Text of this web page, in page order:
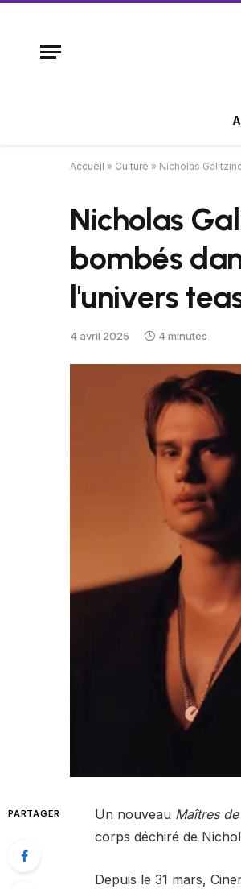
Accueil » Culture » Nicholas
Nicholas
bombés
l'univers
4 avril 2025 4 minutes
PARTAGER Un nouveau Maîtres
corps déchiré de
Depuis le 31 mars,